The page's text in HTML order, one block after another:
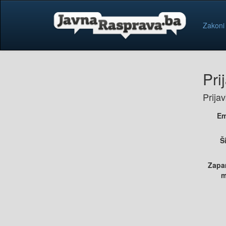
Zakoni